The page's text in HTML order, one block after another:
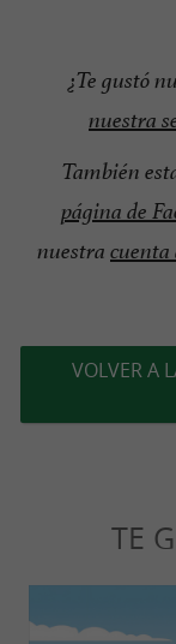
¿Te gustó
nuestra
También
página de
nuestra cuenta
VOLVER A
TE